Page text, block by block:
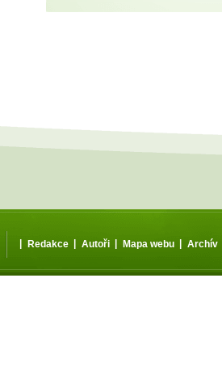
| Redakce | Autoři | Mapa webu | Archív